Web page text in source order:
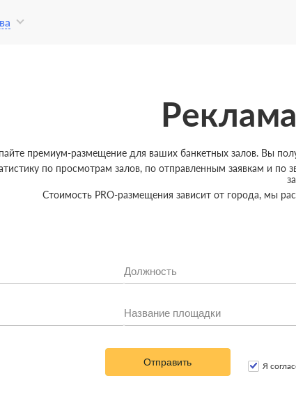
премиум-размещение для ваших банкетных залов. Вы
по просмотрам залов, по отправленным заявкам и
Стоимость PRO-размещения зависит от города, мы
Отправить Я